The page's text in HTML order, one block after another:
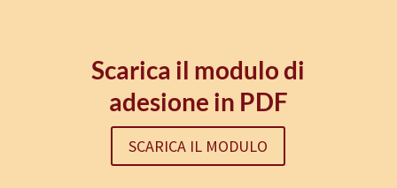
Scarica il modulo di
adesione in PDF
SCARICA IL MODULO